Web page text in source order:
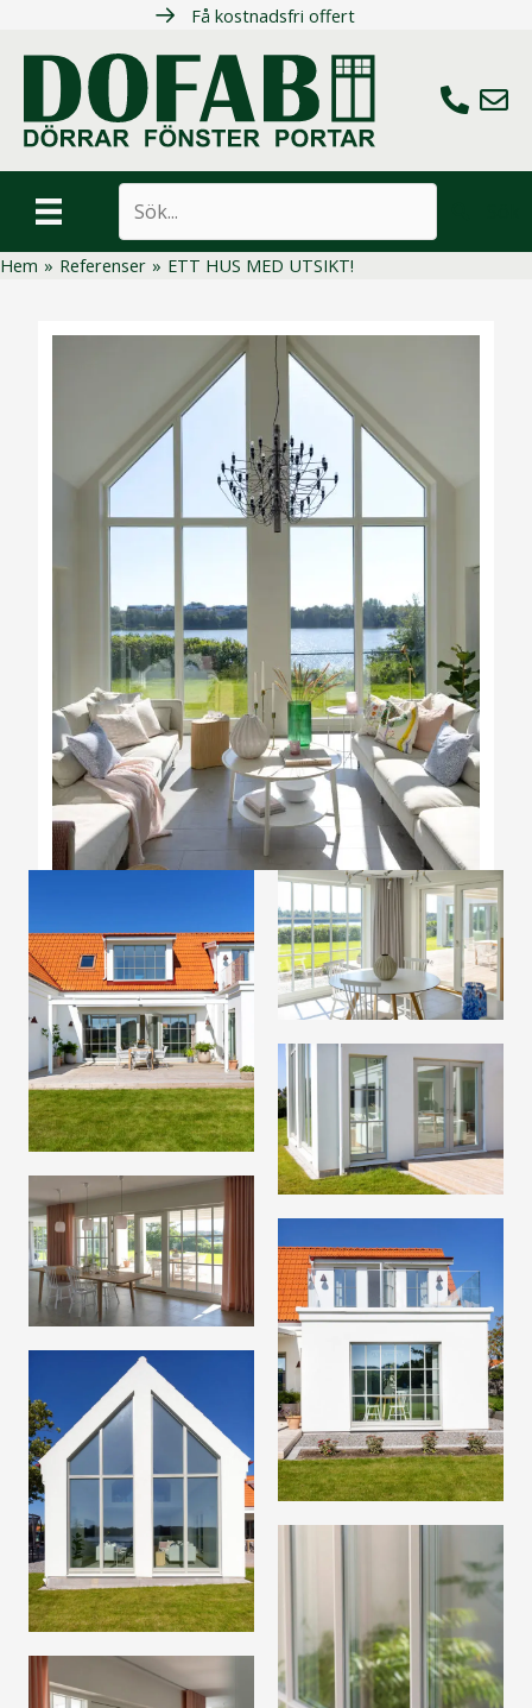
innehåll
Få kostnadsfri offert
Ring oss
Maila
Hem » Referenser » ETT HUS MED UTSIKT!